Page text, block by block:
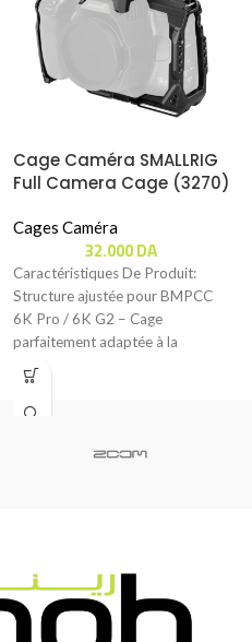
Cage Caméra SMALLRIG
Full Camera Cage (3270)
( 6K PRO / 6K G2 )
Cages Caméra
32.000DA
Caractéristiques De Produit:
Structure ajustée pour BMPCC
6K Pro / 6K G2 – Cage
parfaitement adaptée à la
BMPCC 6K